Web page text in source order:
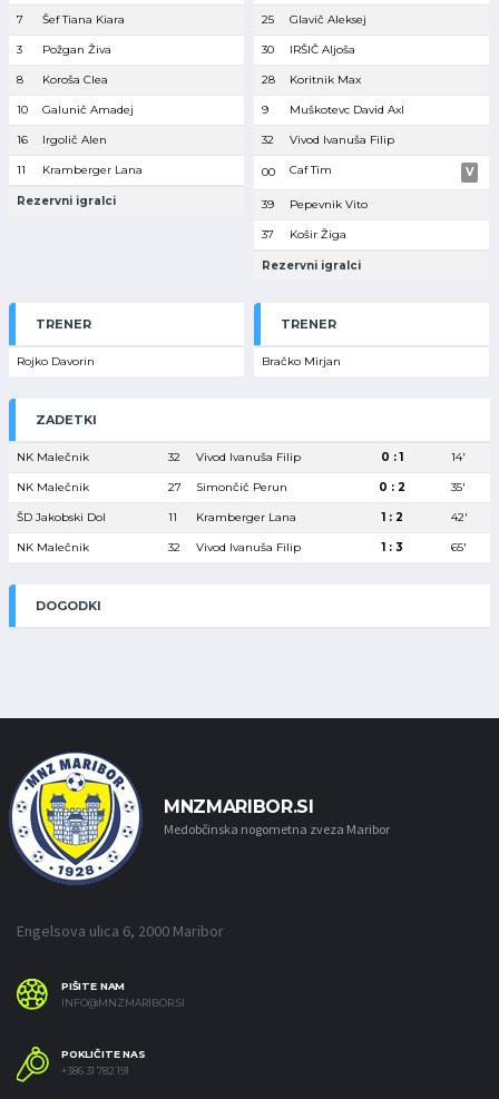
7 Šef Tiana Kiara
3 Požgan Živa
8 Koroša Clea
10 Galunič Amadej
16 Irgolič Alen
11 Kramberger Lana
Rezervni igralci
25 Glavič Aleksej
30 IRŠIČ Aljoša
28 Koritnik Max
9 Muškotevc David Axl
32 Vivod Ivanuša Filip
00 Caf Tim V
39 Pepevnik Vito
37 Košir Žiga
Rezervni igralci
TRENER
Rojko Davorin
TRENER
Bračko Mirjan
ZADETKI
NK Malečnik 32 Vivod Ivanuša Filip 0 : 1 14′
NK Malečnik 27 Simončič Perun 0 : 2 35′
ŠD Jakobski Dol 11 Kramberger Lana 1 : 2 42′
NK Malečnik 32 Vivod Ivanuša Filip 1 : 3 65′
DOGODKI
MNZMARIBOR.SI
Medobčinska nogometna zveza Maribor
Engelsova ulica 6, 2000 Maribor
PIŠITE NAM
INFO@MNZMARIBOR.SI
POKLIČITE NAS
+386 31 782 191